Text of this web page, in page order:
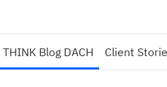
THINK Blog DACH Client